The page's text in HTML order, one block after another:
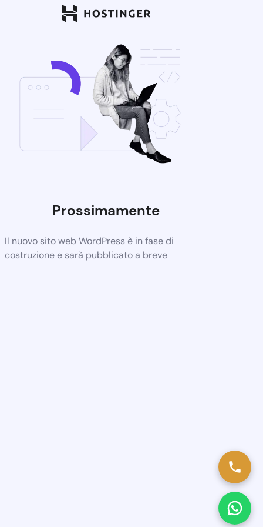
Prossimamente
Il nuovo sito web WordPress è in fase di
costruzione e sarà pubblicato a breve